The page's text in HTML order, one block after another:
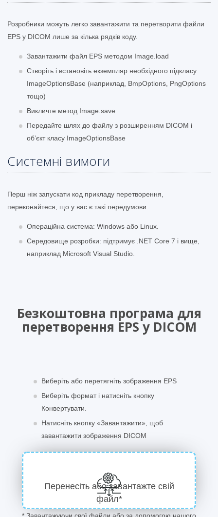
Розробники можуть легко завантажити та перетворити файли
EPS у DICOM лише за кілька рядків коду.
Завантажити файл EPS методом Image.load
Створіть і встановіть екземпляр необхідного підкласу
ImageOptionsBase (наприклад, BmpOptions, PngOptions
тощо)
Викличте метод Image.save
Передайте шлях до файлу з розширенням DICOM і
об’єкт класу ImageOptionsBase
Системні вимоги
Перш ніж запускати код прикладу перетворення,
переконайтеся, що у вас є такі передумови.
Операційна система: Windows або Linux.
Середовище розробки: підтримує .NET Core 7 і вище,
наприклад Microsoft Visual Studio.
Безкоштовна програма для
перетворення EPS у DICOM
Виберіть або перетягніть зображення EPS
Виберіть формат і натисніть кнопку
Конвертувати.
Натисніть кнопку «Завантажити», щоб
завантажити зображення DICOM
Перенесіть або завантажте свій
файл*
* Завантажуючи свої файли або за допомогою нашого